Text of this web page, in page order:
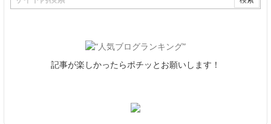
記事が楽しかったらポチッとお願いします！